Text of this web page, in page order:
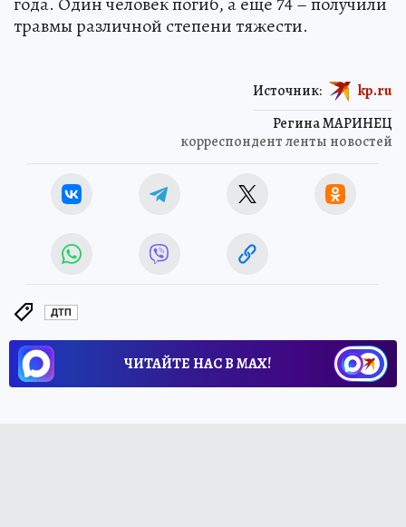
травмы различной степени тяжести.
Регина МАРИНЕЦ
корреспондент ленты новостей
Источник: kp.ru
ДТП
ЧИТАЙТЕ НАС В МАХ!